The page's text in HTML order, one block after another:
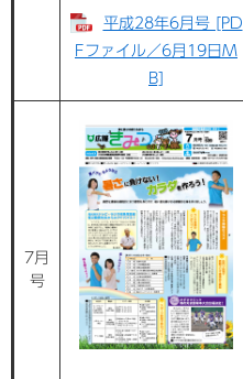
平成28年6月号 [PD
Fファイル／6月19日M
B]
7月
号